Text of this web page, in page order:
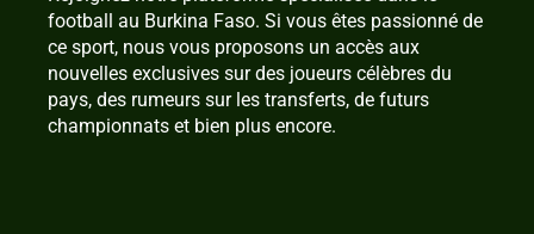
football au Burkina Faso. Si vous êtes passionné de
ce sport, nous vous proposons un accès aux
nouvelles exclusives sur des joueurs célèbres du
pays, des rumeurs sur les transferts, de futurs
championnats et bien plus encore.